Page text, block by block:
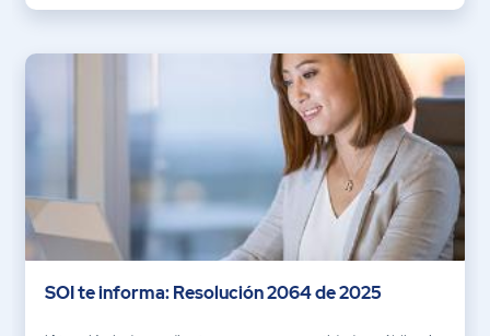
SOI te informa: Resolución 2064 de 2025